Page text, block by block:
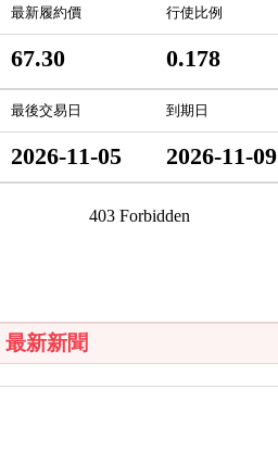
最新履約價 行使比例
67.30 0.178
最後交易日 到期日
2026-11-05 2026-11-09
最新新聞